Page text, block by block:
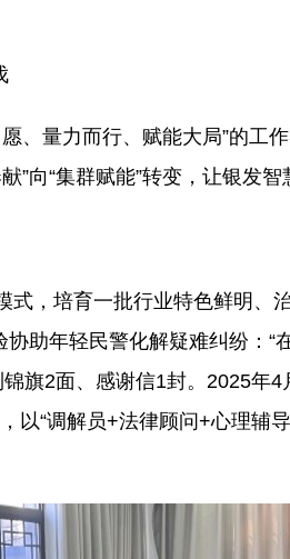
、量力而行、赋能大局”的工
”向“集群赋能”转变，让银发
式，培育一批行业特色鲜明
助年轻民警化解疑难纠纷
旗2面、感谢信1封。2025年
以“调解员+法律顾问+心理辅